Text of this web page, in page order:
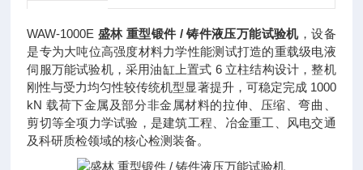
WAW-1000E 盛林 重型锻件 / 铸件液压万能试验机，设备
是专为大吨位高强度材料力学性能测试打造的重载级电液
伺服万能试验机，采用油缸上置式 6 立柱结构设计，整机
刚性与受力均匀性较传统机型显著提升，可稳定完成 1000
kN 载荷下金属及部分非金属材料的拉伸、压缩、弯曲、
剪切等全项力学试验，是建筑工程、冶金重工、风电交通
及科研质检领域的核心检测装备。